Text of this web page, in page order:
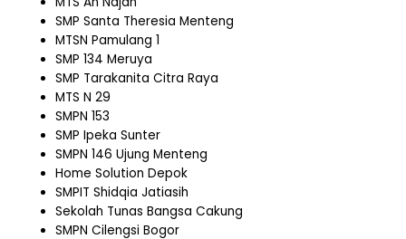
SMP Santa Theresia Menteng
MTSN Pamulang 1
SMP 134 Meruya
SMP Tarakanita Citra Raya
MTS N 29
SMPN 153
SMP Ipeka Sunter
SMPN 146 Ujung Menteng
Home Solution Depok
SMPIT Shidqia Jatiasih
Sekolah Tunas Bangsa Cakung
SMPN Cilengsi Bogor